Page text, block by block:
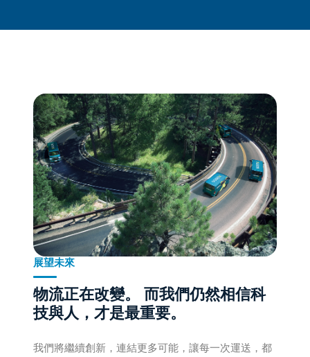
展望未來
物流正在改變。
而我們仍然相信科
技與人，才是最重要。
我們將繼續創新，連結更多可能，讓每一次運送，都